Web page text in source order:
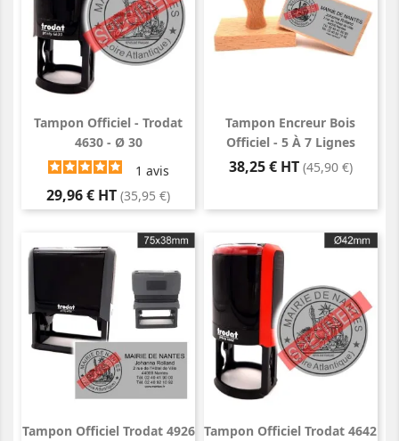
Tampon Officiel - Trodat
4630 - Ø 30
1 avis
Prix
29,96 € HT (35,95 €)
Tampon Encreur Bois
Officiel - 5 À 7 Lignes
Prix
38,25 € HT (45,90 €)
Tampon Officiel Trodat 4926 Tampon Officiel Trodat 4642